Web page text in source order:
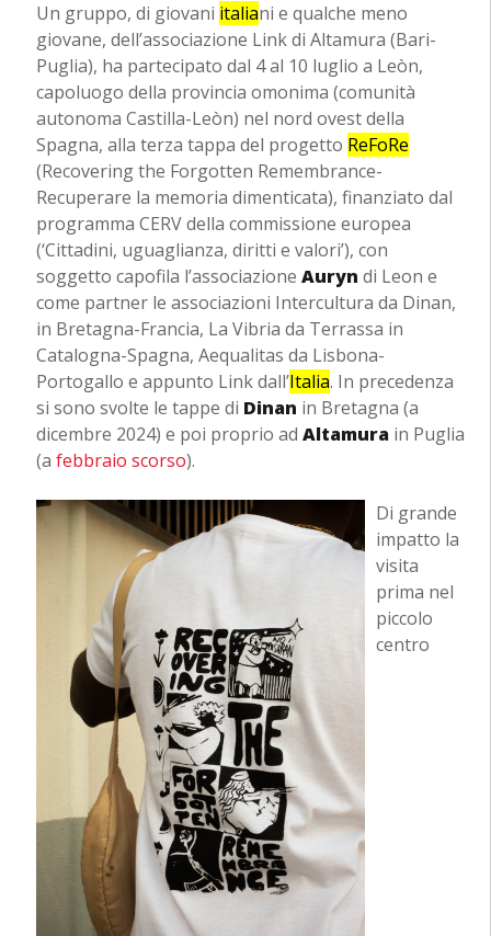
Un gruppo, di giovani italiani e qualche meno
giovane, dell’associazione Link di Altamura (Bari-
Puglia), ha partecipato dal 4 al 10 luglio a Leòn,
capoluogo della provincia omonima (comunità
autonoma Castilla-Leòn) nel nord ovest della
Spagna, alla terza tappa del progetto ReFoRe
(Recovering the Forgotten Remembrance-
Recuperare la memoria dimenticata), finanziato dal
programma CERV della commissione europea
(‘Cittadini, uguaglianza, diritti e valori’), con
soggetto capofila l’associazione Auryn di Leon e
come partner le associazioni Intercultura da Dinan,
in Bretagna-Francia, La Vibria da Terrassa in
Catalogna-Spagna, Aequalitas da Lisbona-
Portogallo e appunto Link dall’Italia. In precedenza
si sono svolte le tappe di Dinan in Bretagna (a
dicembre 2024) e poi proprio ad Altamurain Puglia
(a febbraio scorso).
Di grande
impatto la
visita
prima nel
piccolo
centro